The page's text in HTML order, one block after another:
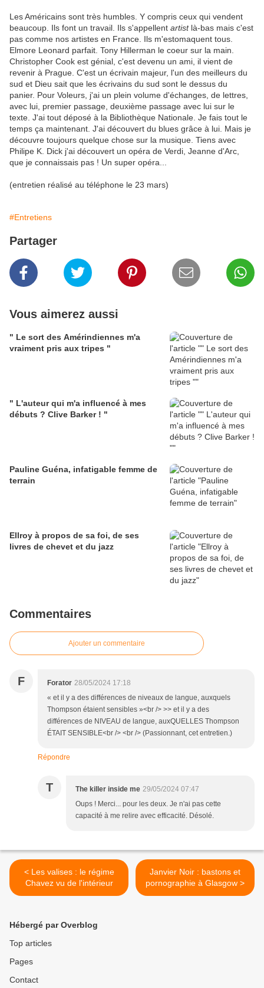
Les Américains sont très humbles. Y compris ceux qui vendent
beaucoup. Ils font un travail. Ils s'appellent artistlà-bas mais c'est
pas comme nos artistes en France. Ils m'estomaquent tous.
Elmore Leonard parfait. Tony Hillerman le coeur sur la main.
Christopher Cook est génial, c'est devenu un ami, il vient de
revenir à Prague. C'est un écrivain majeur, l'un des meilleurs du
sud et Dieu sait que les écrivains du sud sont le dessus du
panier. Pour Voleurs, j'ai un plein volume d'échanges, de lettres,
avec lui, premier passage, deuxième passage avec lui sur le
texte. J'ai tout déposé à la Bibliothèque Nationale. Je fais tout le
temps ça maintenant. J'ai découvert du blues grâce à lui. Mais je
découvre toujours quelque chose sur la musique. Tiens avec
Philipe K. Dick j'ai découvert un opéra de Verdi, Jeanne d'Arc,
que je connaissais pas ! Un super opéra...
(entretien réalisé au téléphone le 23 mars)
#Entretiens
Partager
Vous aimerez aussi
" Le sort des Amérindiennes m'a
vraiment pris aux tripes "
" L'auteur qui m'a influencé à mes
débuts ? Clive Barker ! "
Pauline Guéna, infatigable femme de
terrain
Ellroy à propos de sa foi, de ses
livres de chevet et du jazz
Commentaires
Ajouter un commentaire
F Forator 28/05/2024 17:18
« et il y a des différences de niveaux de langue, auxquels
Thompson étaient sensibles »<br /> >> et il y a des
différences de NIVEAU de langue, auxQUELLES Thompson
ÉTAIT SENSIBLE<br /> <br /> (Passionnant, cet entretien.)
Répondre
T The killer inside me 29/05/2024 07:47
Oups ! Merci... pour les deux. Je n'ai pas cette
capacité à me relire avec efficacité. Désolé.
< Les valises : le régime
Chavez vu de l'intérieur
Janvier Noir : bastons et
pornographie à Glasgow >
Hébergé par Overblog
Top articles
Pages
Contact